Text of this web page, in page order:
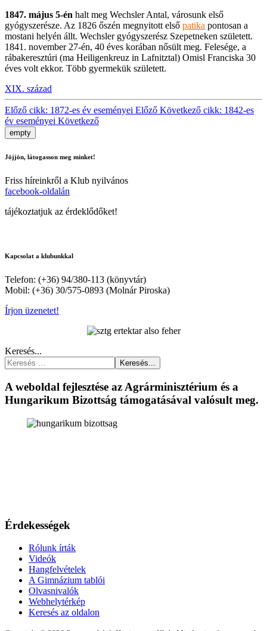
1847. május 5-én halt meg Wechsler Antal, városunk első
gyógyszerésze. Az 1826 őszén megnyitott első patika pontosan a
mostani helyén állt. Wechsler gyógyszerész Szepetneken született.
1841. november 27-én, 40 éves korában nősült meg. Felesége, a
rábakeresztúri (ma Heiligenkreuz in Lafnitztal) Omisl Franciska 30
éves volt ekkor. Több gyermekük született.
XIX. század
Előző cikk: 1872-es év eseményei Előző Következő cikk: 1842-es
év eseményei Következő
empty
Jöjjön, látogasson meg minket!
Friss híreinkről a Klub nyilvános
facebook-oldalán
tájékoztatjuk az érdeklődőket!
Kapcsolat a klubunkkal
Telefon: (+36) 94/380-113 (könyvtár)
Mobil: (+36) 30/575-0893 (Molnár Piroska)
Írjon üzenetet!
Keresés...
Keresés...
A weboldal fejlesztése az Agrárminisztérium és a
Hungarikum Bizottság támogatásával valósult meg.
Érdekességek
Rólunk írták
Videók
Hangfelvételek
A Gimnázium tablói
Olvasnivalók
Webhelytérkép
Keresés az oldalon